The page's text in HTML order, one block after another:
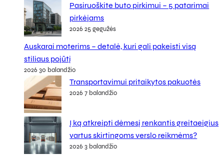
Pasiruoškite buto pirkimui – 5 patarimai
pirkėjams
2026 25 gegužės
Auskarai moterims – detalė, kuri gali pakeisti visą
stiliaus pojūtį
2026 30 balandžio
Transportavimui pritaikytos pakuotės
2026 7 balandžio
Į ką atkreipti dėmesį renkantis greitaeigius
vartus skirtingoms verslo reikmėms?
2026 3 balandžio